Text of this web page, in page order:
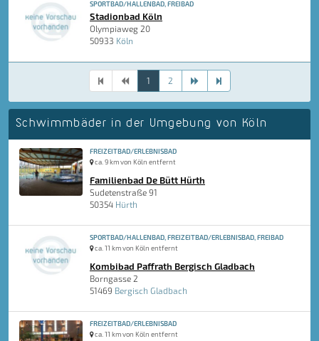
SPORTBAD/HALLENBAD, FREIBAD
Stadionbad Köln
Olympiaweg 20
50933 Köln
1 2
Schwimmbäder in der Umgebung von Köln
FREIZEITBAD/ERLEBNISBAD
ca. 9 km von Köln entfernt
Familienbad De Bütt Hürth
Sudetenstraße 91
50354 Hürth
SPORTBAD/HALLENBAD, FREIZEITBAD/ERLEBNISBAD, FREIBAD
ca. 11 km von Köln entfernt
Kombibad Paffrath Bergisch Gladbach
Borngasse 2
51469 Bergisch Gladbach
FREIZEITBAD/ERLEBNISBAD
ca. 11 km von Köln entfernt